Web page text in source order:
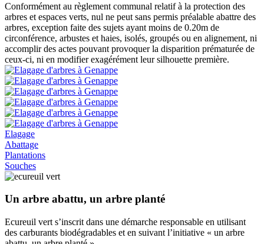
Conformément au règlement communal relatif à la protection des
arbres et espaces verts, nul ne peut sans permis préalable abattre des
arbres, exception faite des sujets ayant moins de 0.20m de
circonférence, arbustes et haies, isolés, groupés ou en alignement, ni
accomplir des actes pouvant provoquer la disparition prématurée de
ceux-ci, ni en modifier exagérément leur silhouette première.
Elagage
Abattage
Plantations
Souches
Un arbre abattu, un arbre planté
Ecureuil vert s’inscrit dans une démarche responsable en utilisant
des carburants biodégradables et en suivant l’initiative « un arbre